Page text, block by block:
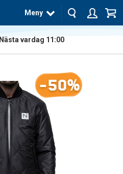
Meny
Nästa vardag 11:00
-50%